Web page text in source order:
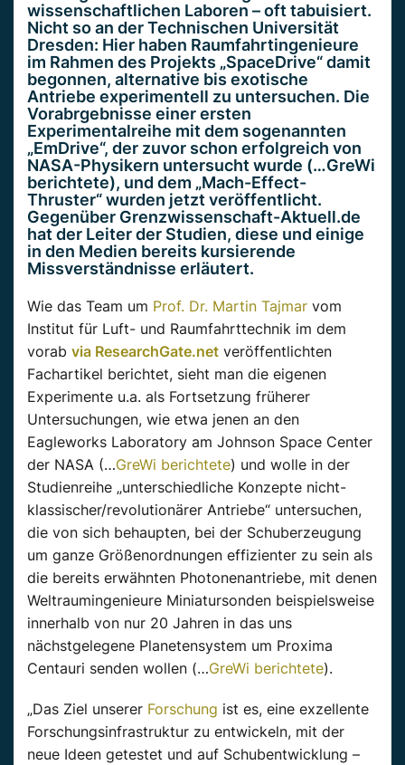
wissenschaftlichen Laboren – oft tabuisiert.
Nicht so an der Technischen Universität
Dresden: Hier haben Raumfahrtingenieure
im Rahmen des Projekts „SpaceDrive“ damit
begonnen, alternative bis exotische
Antriebe experimentell zu untersuchen. Die
Vorabrgebnisse einer ersten
Experimentalreihe mit dem sogenannten
„EmDrive“, der zuvor schon erfolgreich von
NASA-Physikern untersucht wurde (…GreWi
berichtete), und dem „Mach-Effect-
Thruster“ wurden jetzt veröffentlicht.
Gegenüber Grenzwissenschaft-Aktuell.de
hat der Leiter der Studien, diese und einige
in den Medien bereits kursierende
Missverständnisse erläutert.
Wie das Team um Prof. Dr. Martin Tajmar vom
Institut für Luft- und Raumfahrttechnik im dem
vorab via ResearchGate.net veröffentlichten
Fachartikel berichtet, sieht man die eigenen
Experimente u.a. als Fortsetzung früherer
Untersuchungen, wie etwa jenen an den
Eagleworks Laboratory am Johnson Space Center
der NASA (…GreWi berichtete) und wolle in der
Studienreihe „unterschiedliche Konzepte nicht-
klassischer/revolutionärer Antriebe“ untersuchen,
die von sich behaupten, bei der Schuberzeugung
um ganze Größenordnungen effizienter zu sein als
die bereits erwähnten Photonenantriebe, mit denen
Weltraumingenieure Miniatursonden beispielsweise
innerhalb von nur 20 Jahren in das uns
nächstgelegene Planetensystem um Proxima
Centauri senden wollen (…GreWi berichtete).
„Das Ziel unserer Forschung ist es, eine exzellente
Forschungsinfrastruktur zu entwickeln, mit der
neue Ideen getestet und auf Schubentwicklung –